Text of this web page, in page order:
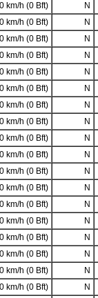
km/h (0 Bft) N
km/h (0 Bft) N
km/h (0 Bft) N
km/h (0 Bft) N
km/h (0 Bft) N
km/h (0 Bft) N
km/h (0 Bft) N
km/h (0 Bft) N
km/h (0 Bft) N
km/h (0 Bft) N
km/h (0 Bft) N
km/h (0 Bft) N
km/h (0 Bft) N
km/h (0 Bft) N
km/h (0 Bft) N
km/h (0 Bft) N
km/h (0 Bft) N
km/h (0 Bft) N